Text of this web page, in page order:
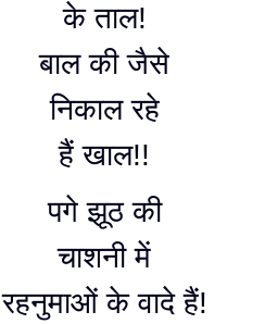
के ताल!
बाल की जैसे
निकाल रहे
हैं खाल!!
पगे झूठ की
चाशनी में
रहनुमाओं के वादे हैं!